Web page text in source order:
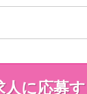
人に応募